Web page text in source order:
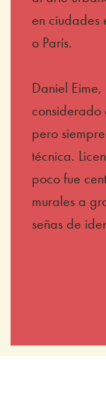
en ciudades
o París.
Daniel
considerado
pero
técnica.
poco fue
murales a
señas de